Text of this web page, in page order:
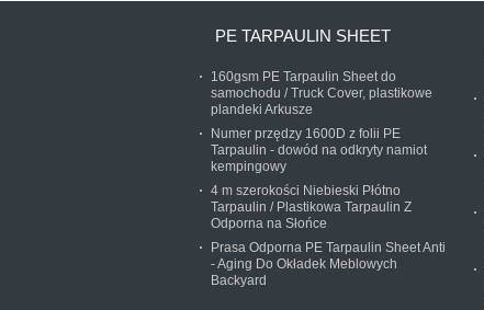
PE TARPAULIN SHEET
160gsm PE Tarpaulin Sheet do
samochodu / Truck Cover, plastikowe
plandeki Arkusze
Numer przędzy 1600D z folii PE
Tarpaulin - dowód na odkryty namiot
kempingowy
4 m szerokości Niebieski Płótno
Tarpaulin / Plastikowa Tarpaulin Z
Odporna na Słońce
Prasa Odporna PE Tarpaulin Sheet Anti
- Aging Do Okładek Meblowych
Backyard